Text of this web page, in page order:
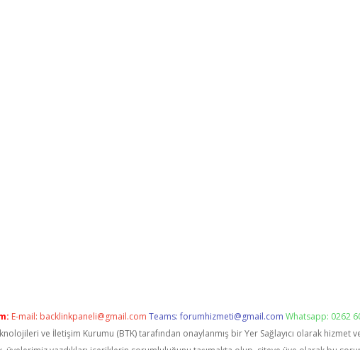
E-mail: backlinkpaneli@gmail.com Teams:forumhizmeti@gmail.com Whatsapp: 0262
ve İletişim Kurumu (BTK) tarafından onaylanmış bir Yer Sağlayıcı olarak